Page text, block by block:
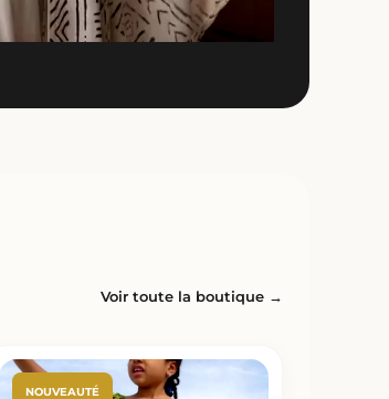
Voir toute la boutique →
NOUVEAUTÉ